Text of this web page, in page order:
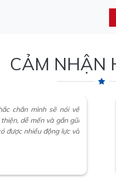
CẢM NHẬN
chắn mình sẽ nói về
dễ mến và gần gũi
được nhiều động lực và